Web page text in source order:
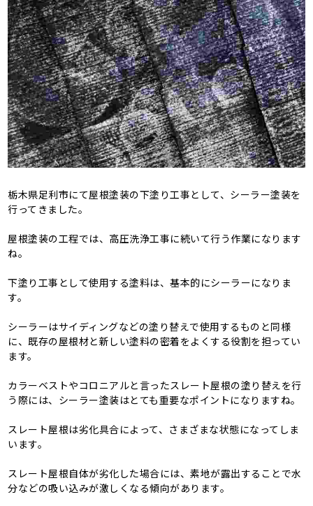
栃木県足利市にて屋根塗装の下塗り工事として、シーラー塗装を
行ってきました。
屋根塗装の工程では、高圧洗浄工事に続いて行う作業になります
ね。
下塗り工事として使用する塗料は、基本的にシーラーになりま
す。
シーラーはサイディングなどの塗り替えで使用するものと同様
に、既存の屋根材と新しい塗料の密着をよくする役割を担ってい
ます。
カラーベストやコロニアルと言ったスレート屋根の塗り替えを行
う際には、シーラー塗装はとても重要なポイントになりますね。
スレート屋根は劣化具合によって、さまざまな状態になってしま
います。
スレート屋根自体が劣化した場合には、素地が露出することで水
分などの吸い込みが激しくなる傾向があります。